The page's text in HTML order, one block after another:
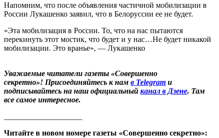
Напомним, что после объявления частичной мобилизации в
России Лукашенко заявил, что в Белоруссии ее не будет.
«Эта мобилизация в России. То, что на нас пытаются
перекинуть этот мостик, что будет и у нас…Не будет никакой
мобилизации. Это вранье», — Лукашенко
Уважаемые читатели газеты «Совершенно
секретно»! Присоединяйтесь к нам в Telegram и
подписывайтесь на наш официальный канал в Дзене. Там
все самое интересное.
Читайте в новом номере газеты «Совершенно секретно»: